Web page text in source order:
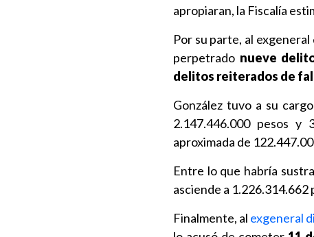
apropiaran, la Fiscalía
Por su parte, al
perpetrado nueve
delitos reiterados de
González tuvo a su
2.147.446.000 pesos y
aproximada de
Entre lo que habría
asciende a 1.226.314.662
Finalmente, al exgeneral